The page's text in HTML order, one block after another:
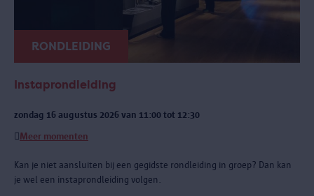
RONDLEIDING
Instaprondleiding
zondag 16 augustus 2026 van 11:00 tot 12:30
Meer momenten
Kan je niet aansluiten bij een gegidste rondleiding in groep? Dan kan
je wel een instaprondleiding volgen.